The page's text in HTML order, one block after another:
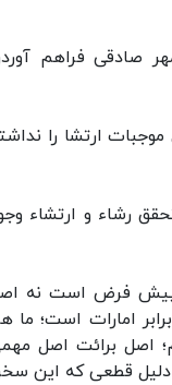
صادقی فراهم آوردن
ارتشا را نداشته
رشاء و ارتشاء وجود
پیش فرض است نه اصل
امارات است؛ ما هم
برائت اصل مهمی
قطعی که این سخن